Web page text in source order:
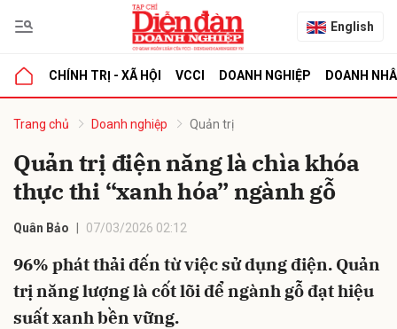
English
CHÍNH TRỊ - XÃ HỘI VCCI DOANH NGHIỆP DOANH
Trang chủ Doanh nghiệp Quản trị
Quản trị điện năng là chìa khóa
thực thi “xanh hóa” ngành gỗ
Quân Bảo 07/03/2026 02:12
96% phát thải đến từ việc sử dụng điện. Quản
trị năng lượng là cốt lõi để ngành gỗ đạt hiệu
suất xanh bền vững.
luận
Hủy